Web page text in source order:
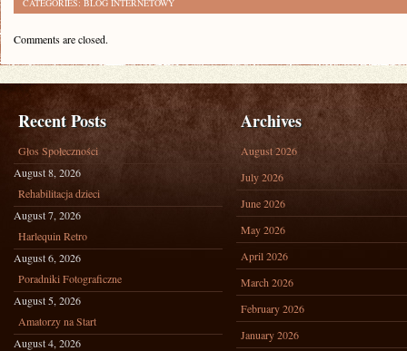
CATEGORIES: BLOG INTERNETOWY
Comments are closed.
Recent Posts
Głos Społeczności
August 8, 2026
Rehabilitacja dzieci
August 7, 2026
Harlequin Retro
August 6, 2026
Poradniki Fotograficzne
August 5, 2026
Amatorzy na Start
August 4, 2026
Archives
August 2026
July 2026
June 2026
May 2026
April 2026
March 2026
February 2026
January 2026